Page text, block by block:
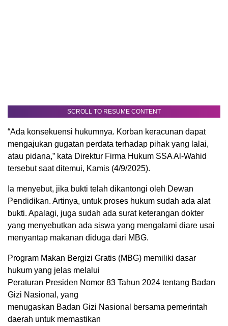
SCROLL TO RESUME CONTENT
“Ada konsekuensi hukumnya. Korban keracunan dapat
mengajukan gugatan perdata terhadap pihak yang lalai,
atau pidana,” kata Direktur Firma Hukum SSA Al-Wahid
tersebut saat ditemui, Kamis (4/9/2025).
Ia menyebut, jika bukti telah dikantongi oleh Dewan
Pendidikan. Artinya, untuk proses hukum sudah ada alat
bukti. Apalagi, juga sudah ada surat keterangan dokter
yang menyebutkan ada siswa yang mengalami diare usai
menyantap makanan diduga dari MBG.
Program Makan Bergizi Gratis (MBG) memiliki dasar
hukum yang jelas melalui
Peraturan Presiden Nomor 83 Tahun 2024 tentang Badan
Gizi Nasional, yang
menugaskan Badan Gizi Nasional bersama pemerintah
daerah untuk memastikan